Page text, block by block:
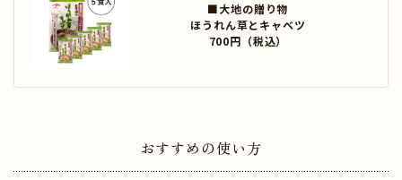
■大地の贈り物
ほうれん草とキャベツ
700円（税込）
おすすめの使い方